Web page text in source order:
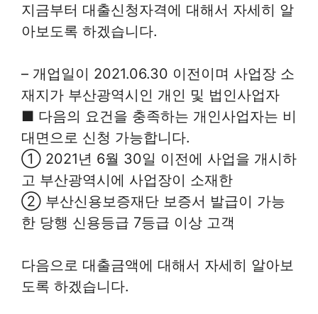
지금부터 대출신청자격에 대해서 자세히 알
아보도록 하겠습니다.
– 개업일이 2021.06.30 이전이며 사업장 소
재지가 부산광역시인 개인 및 법인사업자
■ 다음의 요건을 충족하는 개인사업자는 비
대면으로 신청 가능합니다.
① 2021년 6월 30일 이전에 사업을 개시하
고 부산광역시에 사업장이 소재한
② 부산신용보증재단 보증서 발급이 가능
한 당행 신용등급 7등급 이상 고객
다음으로 대출금액에 대해서 자세히 알아보
도록 하겠습니다.